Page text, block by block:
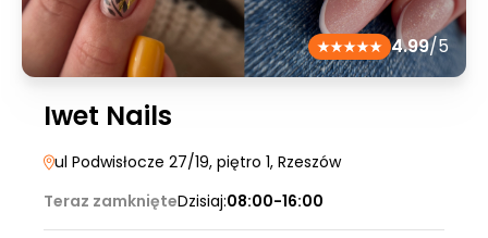
4.99/5
Iwet Nails
ul Podwisłocze 27/19, piętro 1, Rzeszów
Teraz zamknięteDzisiaj:08:00-16:00